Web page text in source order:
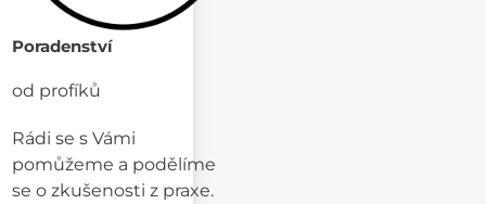
Poradenství
od profíků
Rádi se s Vámi
pomůžeme a podělíme
se o zkušenosti z praxe.